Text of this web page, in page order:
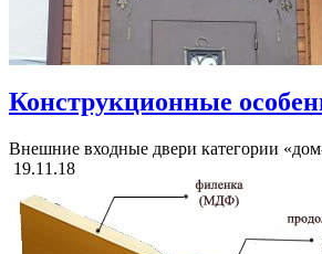
Конструкционные
Внешние входные двери категории
19.11.18